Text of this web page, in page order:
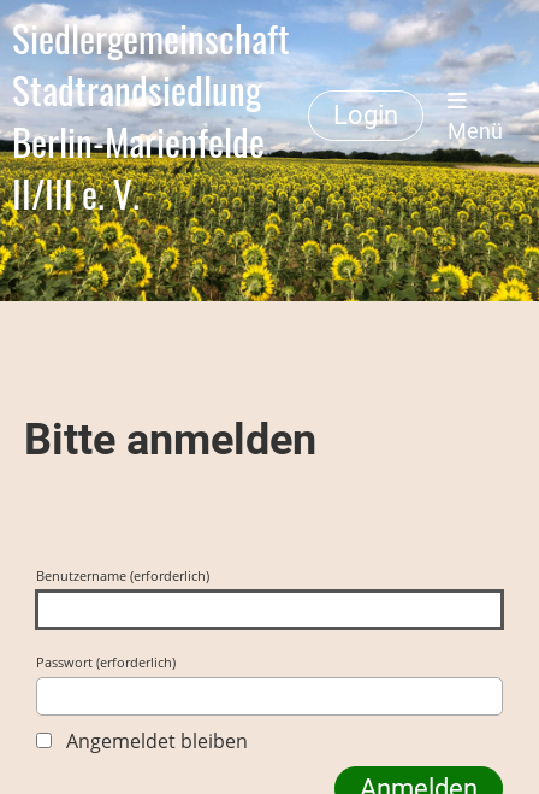
Siedlergemeinschaft
Stadtrandsiedlung
Berlin-Marienfelde
II/III e. V.
Login
Menü
Bitte anmelden
Benutzername (erforderlich)
Passwort (erforderlich)
Angemeldet bleiben